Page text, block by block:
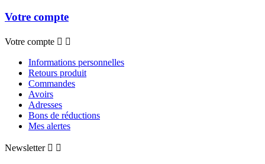
Votre compte
Votre compte  
Informations personnelles
Retours produit
Commandes
Avoirs
Adresses
Bons de réductions
Mes alertes
Newsletter  